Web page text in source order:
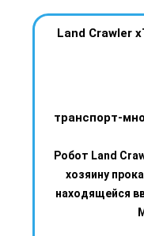
Land Crawler
транспорт-
Робот Land
хозяину
находящейся